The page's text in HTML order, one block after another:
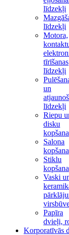
līdzekļi
līdzekļi
Motora,
tīrīšanas
līdzekļi
un
līdzekļi
Riepu
disku
kopšana
Salona
kopšana
Stiklu
kopšana
Vaski
Papīra
dvieļi,
Korporatīvās